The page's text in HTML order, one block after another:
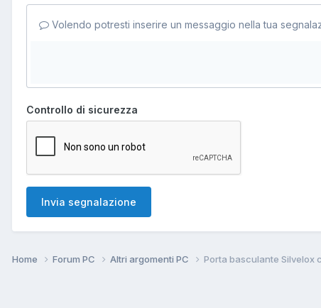
Volendo potresti inserire un messaggio nella tua
Controllo di sicurezza
Invia segnalazione
Home Forum PC Altri argomenti PC Porta basculante Silvelox